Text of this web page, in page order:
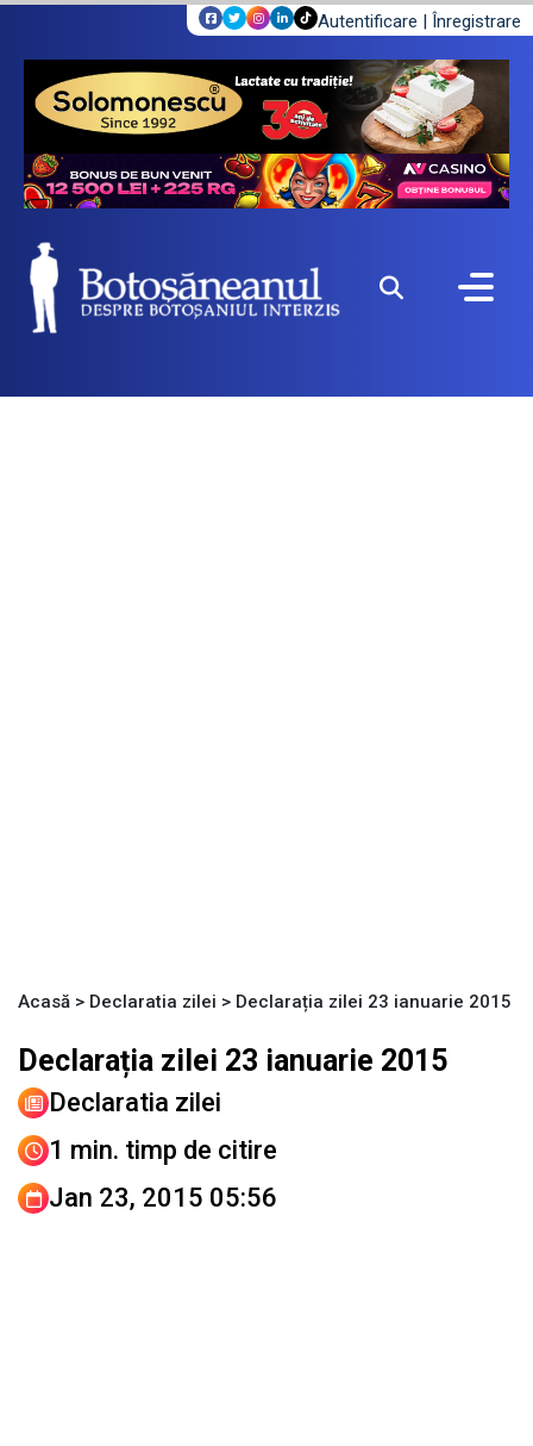
Autentificare | Înregistrare
Acasă > Declaratia zilei > Declarația zilei 23 ianuarie 2015
Declarația zilei 23 ianuarie 2015
Declaratia zilei
1 min. timp de citire
Jan 23, 2015 05:56